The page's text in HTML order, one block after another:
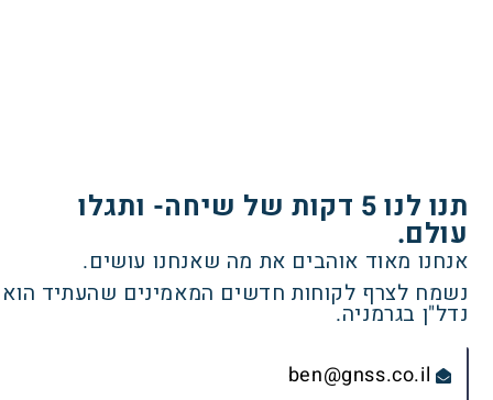
תנו לנו 5 דקות של שיחה- ותגלו
עולם.
אנחנו מאוד אוהבים את מה שאנחנו עושים.
נשמח לצרף לקוחות חדשים המאמינים שהעתיד הוא
נדל"ן בגרמניה.
ben@gnss.co.il